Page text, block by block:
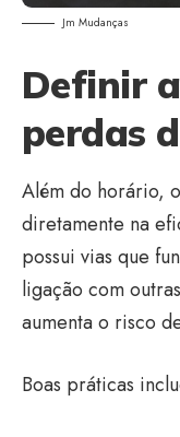
Jm Mudanças
Definir
perdas
Além do horário,
diretamente na
possui vias que
ligação com
aumenta o risco
Boas práticas